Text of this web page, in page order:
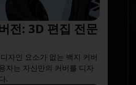
전: 3D 편집 전문
자인 요소가 없는 백지 커버
자는 자신만의 커버를 디자
.